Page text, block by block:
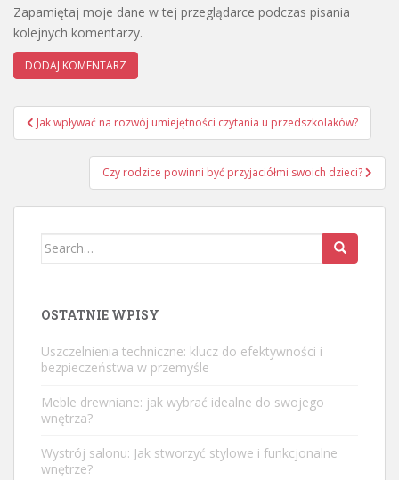
Zapamiętaj moje dane w tej przeglądarce podczas pisania
kolejnych komentarzy.
Nawigacja
wpisu
Jak wpływać na rozwój umiejętności czytania u przedszkolaków?
Czy rodzice powinni być przyjaciółmi swoich dzieci?
Search
OSTATNIE WPISY
Uszczelnienia techniczne: klucz do efektywności i
bezpieczeństwa w przemyśle
Meble drewniane: jak wybrać idealne do swojego
wnętrza?
Wystrój salonu: Jak stworzyć stylowe i funkcjonalne
wnętrze?